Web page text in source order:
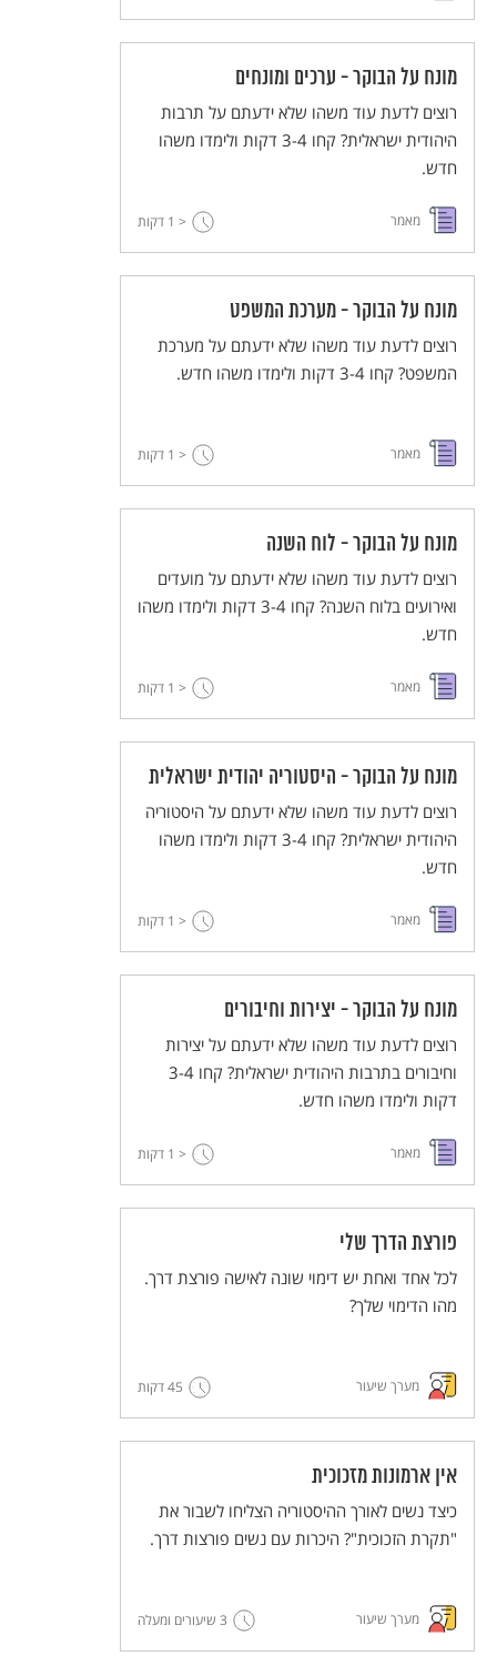
מונח על הבוקר - ערכים ומונחים
רוצים לדעת עוד משהו שלא ידעתם על תרבות
היהודית ישראלית? קחו 3-4 דקות ולימדו משהו
חדש.
מאמר < 1 דקות
מונח על הבוקר - מערכת המשפט
רוצים לדעת עוד משהו שלא ידעתם על מערכת
המשפט? קחו 3-4 דקות ולימדו משהו חדש.
מאמר < 1 דקות
מונח על הבוקר - לוח השנה
רוצים לדעת עוד משהו שלא ידעתם על מועדים
ואירועים בלוח השנה? קחו 3-4 דקות ולימדו משהו
חדש.
מאמר < 1 דקות
מונח על הבוקר - היסטוריה יהודית ישראלית
רוצים לדעת עוד משהו שלא ידעתם על היסטוריה
היהודית ישראלית? קחו 3-4 דקות ולימדו משהו
חדש.
מאמר < 1 דקות
מונח על הבוקר - יצירות וחיבורים
רוצים לדעת עוד משהו שלא ידעתם על יצירות
וחיבורים בתרבות היהודית ישראלית? קחו 3-4
דקות ולימדו משהו חדש.
מאמר < 1 דקות
פורצת הדרך שלי
לכל אחד ואחת יש דימוי שונה לאישה פורצת דרך.
מהו הדימוי שלך?
מערך שיעור 45 דקות
אין ארמונות מזכוכית
כיצד נשים לאורך ההיסטוריה הצליחו לשבור את
"תקרת הזכוכית"? היכרות עם נשים פורצות דרך.
מערך שיעור 3 שיעורים ומעלה